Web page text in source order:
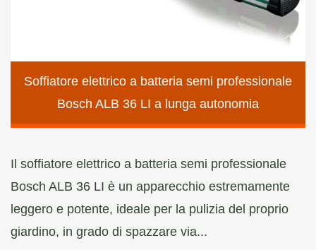
Soffiatore elettrico a batteria semi professionale
Bosch ALB 36 LI a lunga autonomia
Il soffiatore elettrico a batteria semi professionale
Bosch ALB 36 LI è un apparecchio estremamente
leggero e potente, ideale per la pulizia del proprio
giardino, in grado di spazzare via...